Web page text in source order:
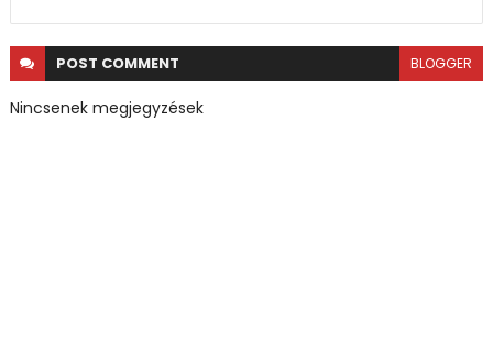
POST COMMENT BLOGGER
Nincsenek megjegyzések